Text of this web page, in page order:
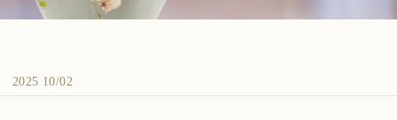
2025 10/02